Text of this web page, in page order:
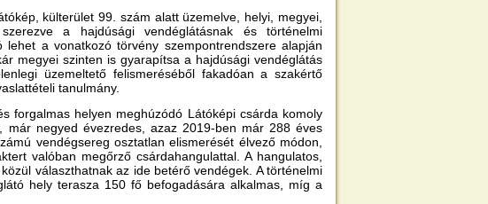
külterület 99. szám alatt üzemelve, helyi, megyei,
a hajdúsági vendéglátásnak és történelmi
lehet a vonatkozó törvény szempontrendszere alapján
megyei szinten is gyarapítsa a hajdúsági vendéglátás
üzemeltető felismeréséből fakadóan a szakértő
tanulmány.
forgalmas helyen meghúzódó Látóképi csárda komoly
negyed évezredes, azaz 2019-ben már 288 éves
vendégsereg osztatlan elismerését élvező módon,
valóban megőrző csárdahangulattal. A hangulatos,
választhatnak az ide betérő vendégek. A történelmi
hely terasza 150 fő befogadására alkalmas, míg a